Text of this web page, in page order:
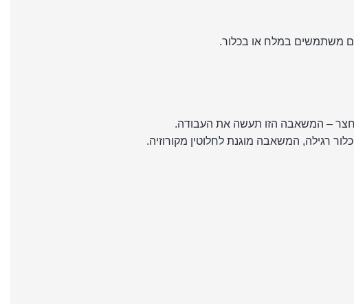
רגילה, המשאבה מוגנת לחלוטין מקורוזיה.